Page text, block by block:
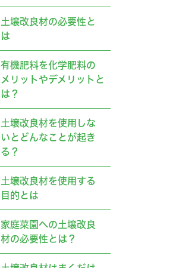
土壌改良材の必要性と
は
有機肥料を化学肥料の
メリットやデメリットと
は？
土壌改良材を使用しな
いとどんなことが起き
る？
土壌改良材を使用する
目的とは
家庭菜園への土壌改良
材の必要性とは？